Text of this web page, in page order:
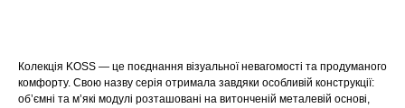
Колекція KOSS — це поєднання візуальної невагомості та продуманого
комфорту. Свою назву серія отримала завдяки особливій конструкції:
об’ємні та м’які модулі розташовані на витонченій металевій основі,